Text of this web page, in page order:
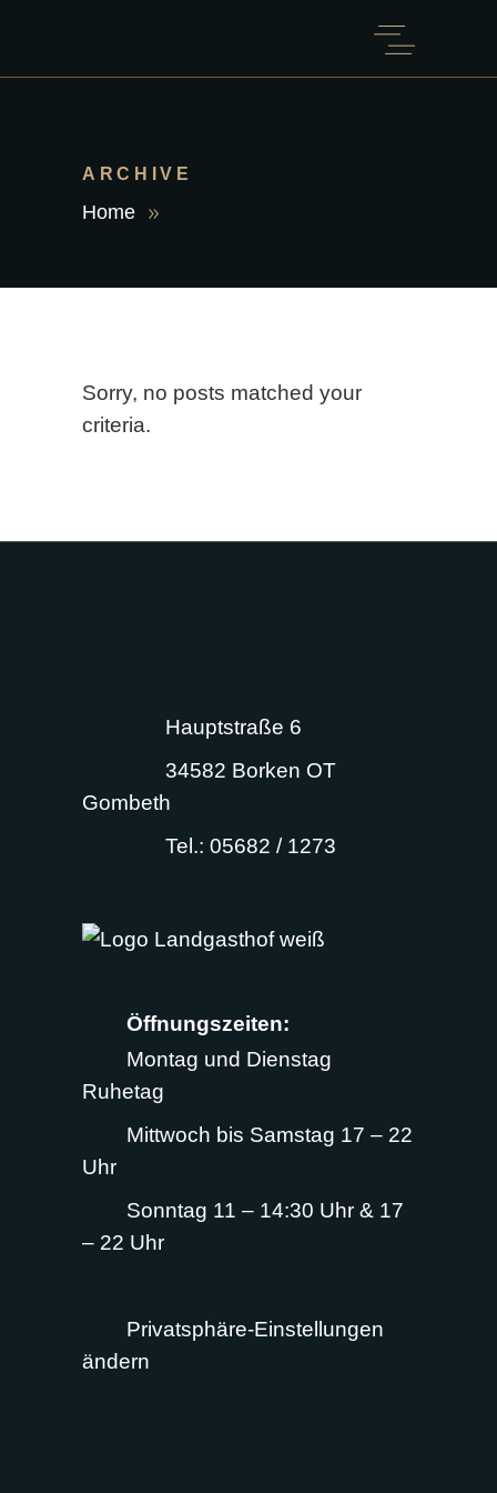
ARCHIVE
Home
Sorry, no posts matched your
criteria.
Hauptstraße 6
34582 Borken OT
Gombeth
Tel.: 05682 / 1273
Öffnungszeiten:
Montag und Dienstag
Ruhetag
Mittwoch bis Samstag 17 – 22
Uhr
Sonntag 11 – 14:30 Uhr & 17
– 22 Uhr
Privatsphäre-Einstellungen
ändern